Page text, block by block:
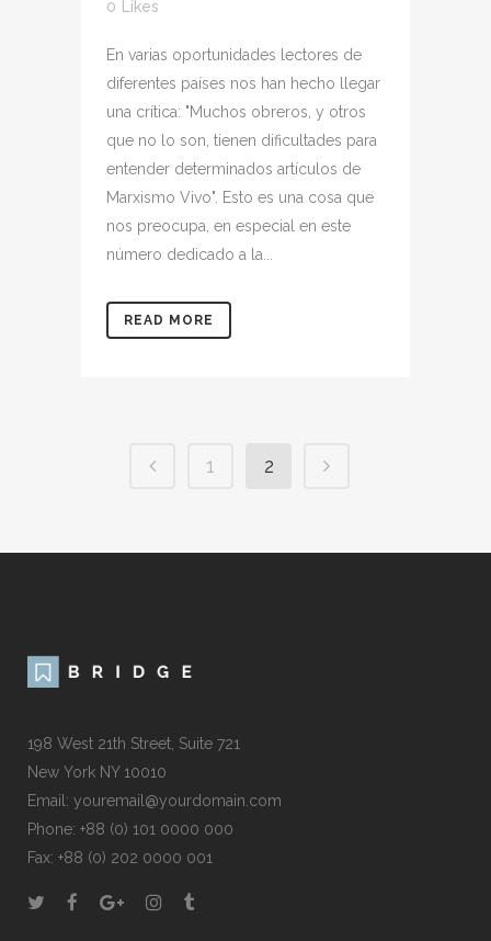
0
Likes
En varias oportunidades lectores de
diferentes países nos han hecho llegar
una crítica: "Muchos obreros, y otros
que no lo son, tienen dificultades para
entender determinados artículos de
Marxismo Vivo". Esto es una cosa que
nos preocupa, en especial en este
número dedicado a la...
READ MORE
1 2
198 West 21th Street, Suite 721
New York NY 10010
Email: youremail@yourdomain.com
Phone: +88 (0) 101 0000 000
Fax: +88 (0) 202 0000 001